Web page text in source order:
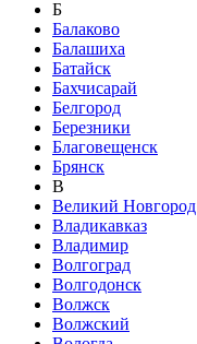
Б
Балаково
Балашиха
Батайск
Бахчисарай
Белгород
Березники
Благовещенск
Брянск
В
Великий Новгород
Владикавказ
Владимир
Волгоград
Волгодонск
Волжск
Волжский